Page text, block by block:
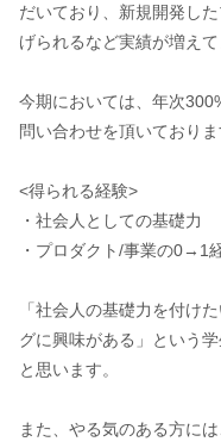
だいており、新規開発し
げられるなど実績が増えて
今期においては、年次
問い合わせを頂いておりま
<得られる経験>
・社会人としての基礎力
・プロダクト/事業の0→1
「社会人の基礎力を付け
グに興味がある」という
と思います。
また、やる気のある方に